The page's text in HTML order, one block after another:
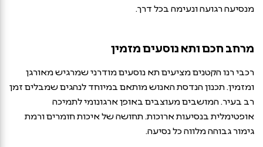
מנסיעה רגועה ונעימה בכל דרך.
מרחב חכם ותא נוסעים מזמין
רכבי רנו הקטנים מציעים תא נוסעים מודרני שמרגיש מאורגן
ומזמין. תכנון הנדסת האנוש מותאם במיוחד לנהגים שמבלים זמן
רב בעיר. המושבים מעוצבים באופן ארגונומי לתמיכה
אופטימלית בנסיעות ארוכות. תחושה של איכות חומרים ורמת
גימור גבוהה מלווה כל נסיעה.